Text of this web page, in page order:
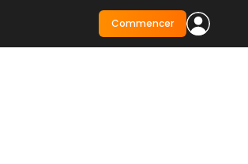
Commencer